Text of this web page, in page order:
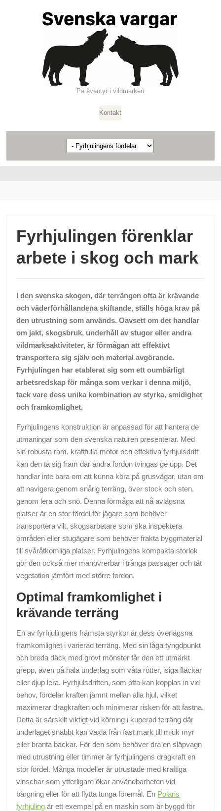
På äventyr i vildmarken
Kontakt
Fyrhjulingen förenklar
arbete i skog och mark
I den svenska skogen, där terrängen ofta är krävande
och väderförhållandena skiftande, ställs höga krav på
den utrustning som används. Oavsett om det handlar
om jakt, skogsbruk, underhåll av stugor eller andra
vildmarksaktiviteter, är förmågan att effektivt
transportera sig själv och material avgörande.
Fyrhjulingen har etablerat sig som ett oumbärligt
arbetsredskap för många som verkar i denna miljö,
tack vare dess unika kombination av styrka, smidighet
och framkomlighet.
Fyrhjulingens konstruktion är anpassad för att hantera de
utmaningar som den svenska naturen presenterar. Med
sin robusta ram, kraftfulla motor och effektiva fyrhjulsdrift
kan den ta sig fram där andra fordon tvingas ge upp. Det
handlar inte bara om att kunna köra på grusvägar, utan om
att navigera genom snårig terräng, över stock och sten,
genom lera och snö. Denna förmåga att nå avlägsna
platser är en stor fördel för jägare som behöver
transportera vilt, skogsarbetare som ska inspektera
områden eller stugägare som behöver frakta byggmaterial
till svåråtkomliga platser. Fyrhjulingens kompakta storlek
gör den också mer manövrerbar i trånga passager och tät
vegetation jämfört med större fordon.
Optimal framkomlighet i
krävande terräng
En av fyrhjulingens främsta styrkor är dess överlägsna
framkomlighet i varierad terräng. Med sin låga tyngdpunkt
och breda däck med grovt mönster får den ett utmärkt
grepp, även på hala underlag som våta rötter, isiga fläckar
eller djup lera. Fyrhjulsdriften, som ofta kan kopplas in vid
behov, fördelar kraften jämnt mellan alla hjul, vilket
maximerar dragkraften och minimerar risken för att fastna.
Detta är särskilt viktigt vid körning i kuperad terräng där
underlaget snabbt kan växla från fast mark till mjuk myr
eller branta backar. För den som behöver dra en släpvagn
med utrustning eller timmer är fyrhjulingens dragkraft en
stor fördel. Många modeller är utrustade med kraftiga
vinschar som ytterligare ökar användbarheten vid
bärgning eller för att flytta tunga föremål. En Polaris
fyrhjuling är ett exempel på en maskin som är byggd för